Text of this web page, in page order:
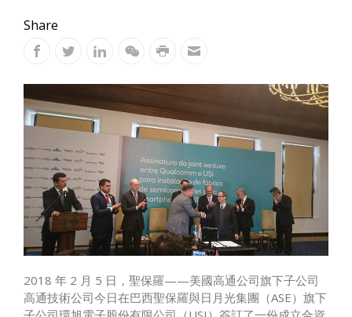
Share
2018 年 2 月 5 日，聖保羅——美國高通公司旗下子公司
高通技術公司今日在巴西聖保羅與日月光集團（ASE）旗下